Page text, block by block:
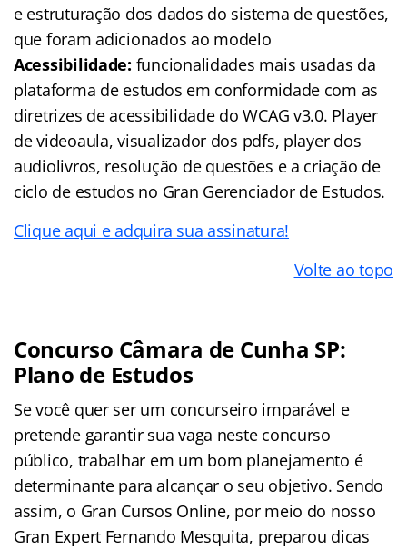
e estruturação dos dados do sistema de questões,
que foram adicionados ao modelo
Acessibilidade: funcionalidades mais usadas da
plataforma de estudos em conformidade com as
diretrizes de acessibilidade do WCAG v3.0. Player
de videoaula, visualizador dos pdfs, player dos
audiolivros, resolução de questões e a criação de
ciclo de estudos no Gran Gerenciador de Estudos.
Clique aqui e adquira sua assinatura!
Volte ao topo
Concurso Câmara de Cunha SP:
Plano de Estudos
Se você quer ser um concurseiro imparável e
pretende garantir sua vaga neste concurso
público, trabalhar em um bom planejamento é
determinante para alcançar o seu objetivo. Sendo
assim, o Gran Cursos Online, por meio do nosso
Gran Expert Fernando Mesquita, preparou dicas